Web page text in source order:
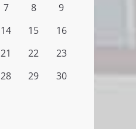
7 8
9
14 15
16
21 22
23
28 29
30